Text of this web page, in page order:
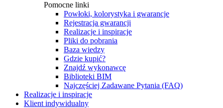
Pomocne linki
Powłoki, kolorystyka i gwarancje
Rejestracja gwarancji
Realizacje i inspiracje
Pliki do pobrania
Baza wiedzy
Gdzie kupić?
Znajdź wykonawcę
Biblioteki BIM
Najczęściej Zadawane Pytania (FAQ)
Realizacje i inspiracje
Klient indywidualny